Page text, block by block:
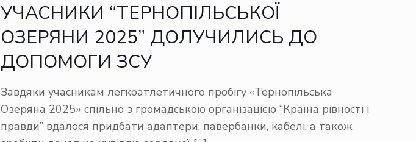
УЧАСНИКИ “ТЕРНОПІЛЬСЬКОЇ
ОЗЕРЯНИ 2025” ДОЛУЧИЛИСЬ ДО
ДОПОМОГИ ЗСУ
Завдяки учасникам легкоатлетичного пробігу «Тернопільська
Озеряна 2025» спільно з громадською організацією “Країна рівності і
правди” вдалося придбати адаптери, павербанки, кабелі, а також